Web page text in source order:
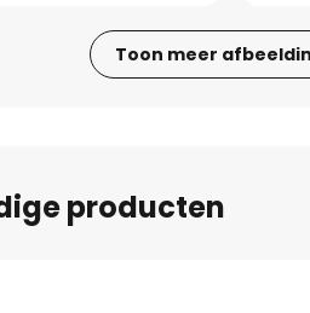
Toon meer
producten